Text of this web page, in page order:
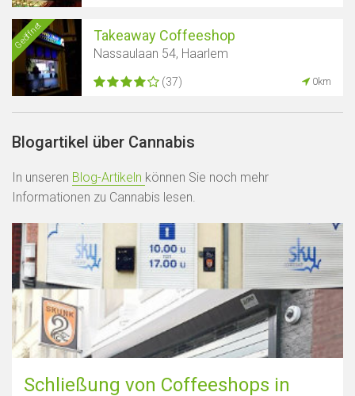
Geöffnet Takeaway Coffeeshop
Nassaulaan 54, Haarlem
(37) 0km
Blogartikel über Cannabis
In unseren Blog-Artikeln können Sie noch mehr
Informationen zu Cannabis lesen.
Schließung von Coffeeshops in